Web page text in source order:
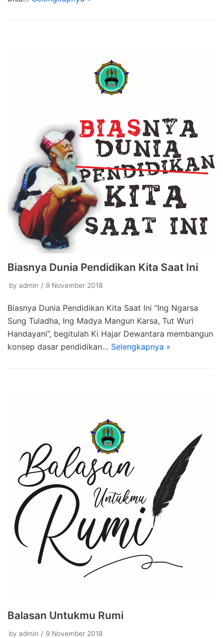
Biasnya Dunia Pendidikan Kita Saat Ini
by admin 9 November 2018
Biasnya Dunia Pendidikan Kita Saat Ini “Ing Ngarsa
Sung Tuladha, Ing Madya Mangun Karsa, Tut Wuri
Handayani”, begitulah Ki Hajar Dewantara membangun
konsep dasar pendidikan… Selengkapnya »
Balasan Untukmu Rumi
by admin 9 November 2018